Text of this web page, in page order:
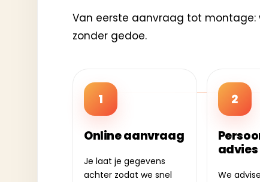
Van eerste aanvraag tot montage:
zonder gedoe.
1
Online aanvraag
Je laat je gegevens
achter zodat we snel
2
advies
We